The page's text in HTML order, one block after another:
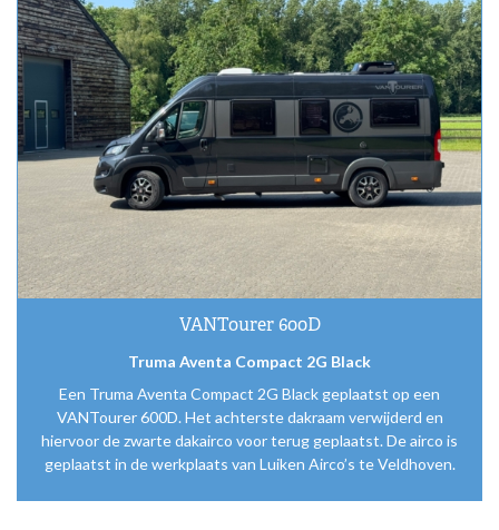
Airco
montage
VANTourer 600D
Truma Aventa Compact 2G Black
Een Truma Aventa Compact 2G Black geplaatst op een
VANTourer 600D. Het achterste dakraam verwijderd en
hiervoor de zwarte dakairco voor terug geplaatst. De airco is
geplaatst in de werkplaats van Luiken Airco’s te Veldhoven.